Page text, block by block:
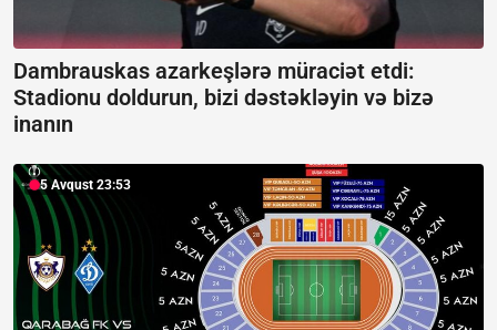
Dambrauskas azarkeşlərə müraciət etdi:
Stadionu doldurun, bizi dəstəkləyin və bizə
inanın
5 Avqust 23:53